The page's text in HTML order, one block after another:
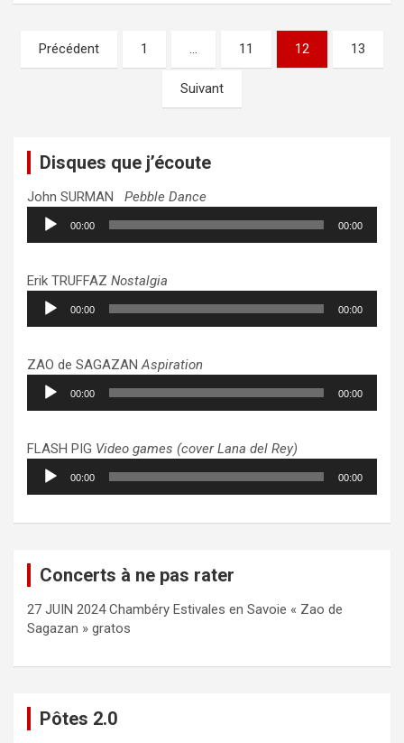
Pagination
des
Précédent 1 … 11 12 13
Suivant
Disques que j’écoute
John SURMAN Pebble Dance
Lecteur
audio
00:00 00:00
Erik TRUFFAZ Nostalgia
Lecteur
audio
00:00 00:00
ZAO de SAGAZANAspiration
Lecteur
audio
00:00 00:00
FLASH PIG Video games (cover Lana del Rey)
Lecteur
audio
00:00 00:00
Concerts à ne pas rater
27 JUIN 2024 Chambéry Estivales en Savoie « Zao de
Sagazan » gratos
Pôtes 2.0